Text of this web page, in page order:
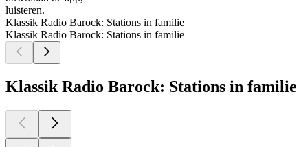
luisteren.
Klassik Radio Barock: Stations in familie
Klassik Radio Barock: Stations in familie
Klassik Radio Barock: Stations in familie